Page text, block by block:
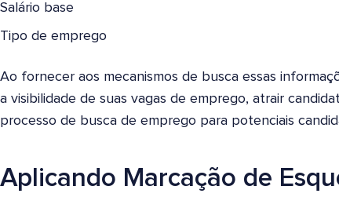
Salário base
Tipo de emprego
Ao fornecer aos mecanismos de busca essas
a visibilidade de suas vagas de emprego, atrair
processo de busca de emprego para potenciais
Aplicando Marcação de